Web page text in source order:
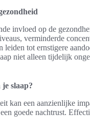
invloed op de
verminderde
leiden tot ernstigere
niet alleen tijdelijk
slaap?
kan een aanzienlijke
goede nachtrust.